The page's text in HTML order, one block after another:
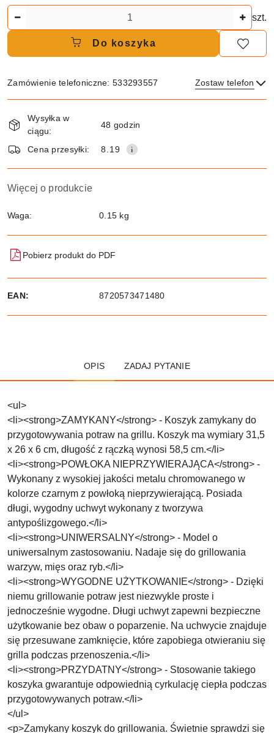
szt.
Do koszyka
Zamówienie telefoniczne: 533293557 Zostaw telefon
i
dostawa
Wysyłka w
ciągu:
48 godzin
Cena przesyłki: 8.19
Więcej o produkcie
Waga: 0.15 kg
Pobierz produkt do PDF
EAN: 8720573471480
OPIS ZADAJ PYTANIE
<ul>
<li><strong>ZAMYKANY</strong> - Koszyk zamykany do
przygotowywania potraw na grillu. Koszyk ma wymiary 31,5
x 26 x 6 cm, długość z rączką wynosi 58,5 cm.</li>
<li><strong>POWŁOKA NIEPRZYWIERAJĄCA</strong> -
Wykonany z wysokiej jakości metalu chromowanego w
kolorze czarnym z powłoką nieprzywierającą. Posiada
długi, wygodny uchwyt wykonany z tworzywa
antypoślizgowego.</li>
<li><strong>UNIWERSALNY</strong> - Model o
uniwersalnym zastosowaniu. Nadaje się do grillowania
warzyw, mięs oraz ryb.</li>
<li><strong>WYGODNE UŻYTKOWANIE</strong> - Dzięki
niemu grillowanie potraw jest niezwykle proste i
jednocześnie wygodne. Długi uchwyt zapewni bezpieczne
użytkowanie bez obaw o poparzenie. Na uchwycie znajduje
się przesuwane zamknięcie, które zapobiega otwieraniu się
grilla podczas przenoszenia.</li>
<li><strong>PRZYDATNY</strong> - Stosowanie takiego
koszyka gwarantuje odpowiednią cyrkulację ciepła podczas
przygotowywanych potraw.</li>
</ul>
<p>Zamykany koszyk do grillowania. Świetnie sprawdzi się